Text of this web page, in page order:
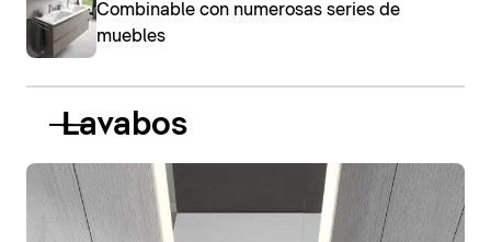
Combinable con numerosas series de
muebles
Lavabos